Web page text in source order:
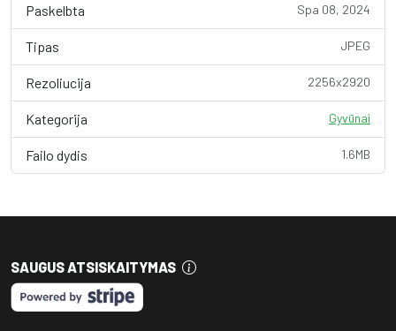
Paskelbta Spa 08, 2024
Tipas JPEG
Rezoliucija 2256x2920
Kategorija Gyvūnai
Failo dydis 1.6MB
SAUGUS ATSISKAITYMAS